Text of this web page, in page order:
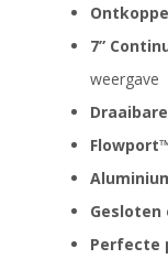
7”
weergave
Gesloten
Perfecte